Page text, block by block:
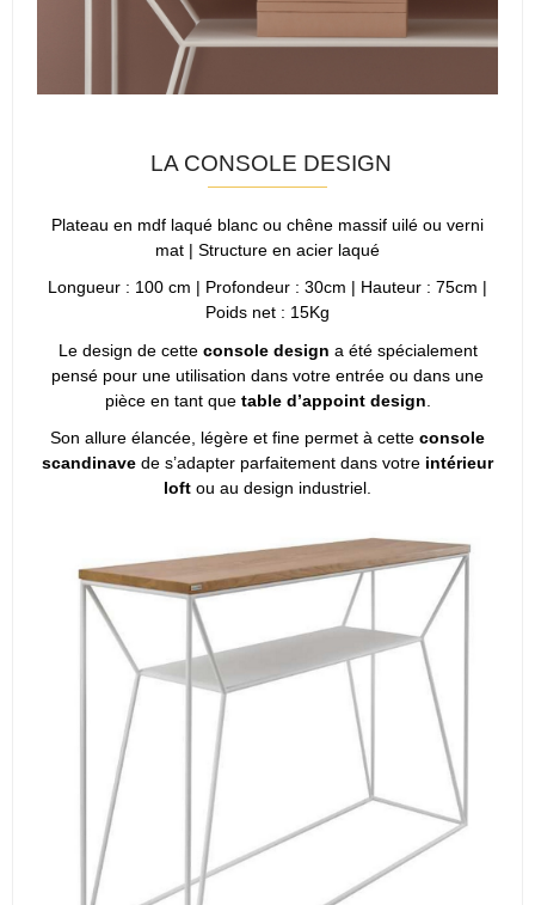
LA CONSOLE DESIGN
Plateau en mdf laqué blanc ou chêne massif uilé ou verni
mat | Structure en acier laqué
Longueur : 100 cm | Profondeur : 30cm | Hauteur : 75cm |
Poids net : 15Kg
Le design de cette console design a été spécialement
pensé pour une utilisation dans votre entrée ou dans une
pièce en tant que table d’appoint design
Son allure élancée, légère et fine permet à cette console
scandinave de s’adapter parfaitement dans votre intérieur
loft ou au design industriel.